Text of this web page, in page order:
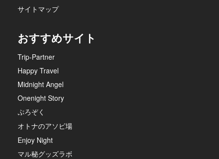
サイトマップ
おすすめサイト
Trip-Partner
Happy Travel
Midnight Angel
Onenight Story
ぷろぞく
オトナのアソビ場
Enjoy Night
マル秘グッズラボ